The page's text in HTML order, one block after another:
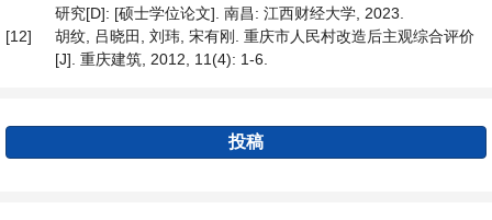
研究[D]: [硕士学位论文]. 南昌: 江西财经大学, 2023.
[12]
胡纹, 吕晓田, 刘玮, 宋有刚. 重庆市人民村改造后主观综合评价
[J]. 重庆建筑, 2012, 11(4): 1-6.
投稿